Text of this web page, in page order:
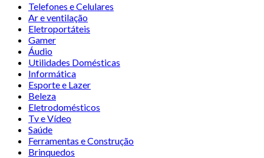
Telefones e Celulares
Ar e ventilação
Eletroportáteis
Gamer
Áudio
Utilidades Domésticas
Informática
Esporte e Lazer
Beleza
Eletrodomésticos
Tv e Vídeo
Saúde
Ferramentas e Construção
Brinquedos